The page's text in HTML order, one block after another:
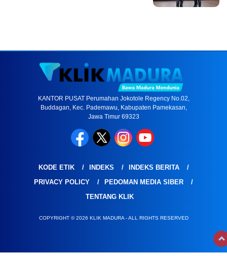
KANTOR PUSAT Perumahan Jokotole Regency No.02,
Buddagan, Kec. Pademawu, Kabupaten Pamekasan,
Jawa Timur 69323
KODE ETIK INDEKS
INDEKS BERITA
PRIVACY POLICY
PEDOMAN MEDIA SIBER
TENTANG KLIK
COPYRIGHT © 2026 KLIK MADURA - ALL RIGHTS RESERVED